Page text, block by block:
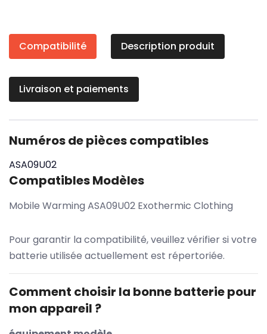
Compatibilité Description produit
Livraison et paiements
Numéros de pièces compatibles
ASA09U02
Compatibles Modèles
Mobile Warming ASA09U02 Exothermic Clothing
Pour garantir la compatibilité, veuillez vérifier si votre
batterie utilisée actuellement est répertoriée.
Comment choisir la bonne batterie pour
mon appareil ?